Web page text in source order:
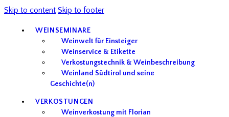
Skip to content Skip to footer
WEINSEMINARE
Weinwelt für Einsteiger
Weinservice & Etikette
Verkostungstechnik & Weinbeschreibung
Weinland Südtirol und seine
Geschichte(n)
VERKOSTUNGEN
Weinverkostung mit Florian